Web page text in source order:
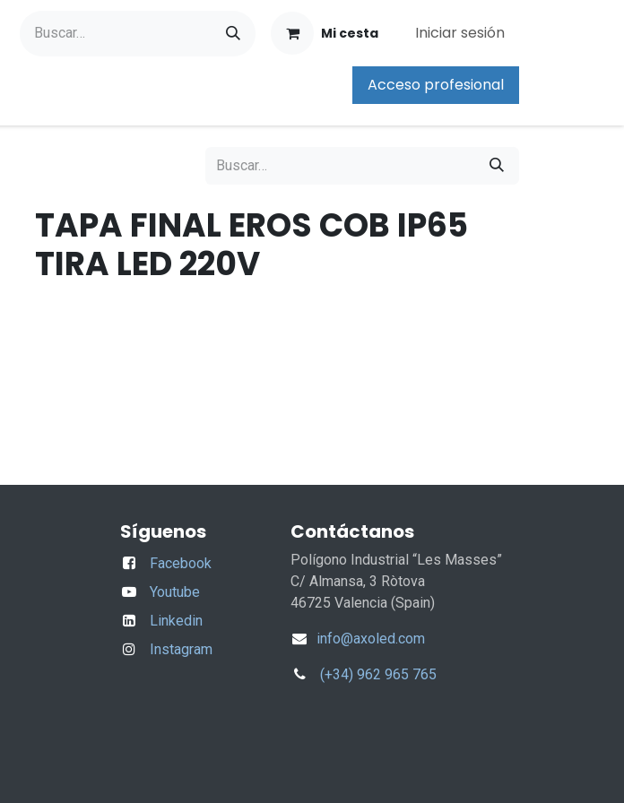
Mi cesta Iniciar sesión
Acceso profesional
TAPA FINAL EROS COB IP65
TIRA LED 220V
Síguenos
Facebook
Youtube
Linkedin
Instagram
Contáctanos
Polígono Industrial “Les Masses”
C/ Almansa, 3 Ròtova
46725 Valencia (Spain)
info@axoled.com
(+34) 962 965 765